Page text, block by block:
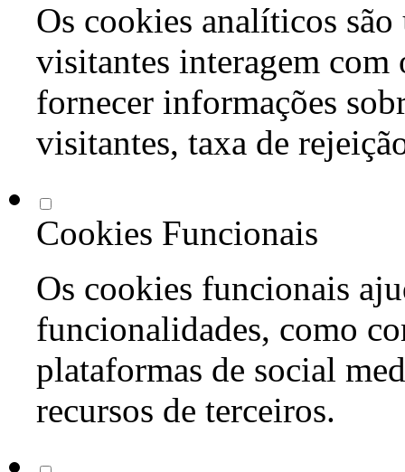
Os cookies analíticos são
visitantes interagem com
fornecer informações
visitantes, taxa de
Cookies Funcionais
Os cookies funcionais
funcionalidades, como
plataformas de social
recursos de terceiros.